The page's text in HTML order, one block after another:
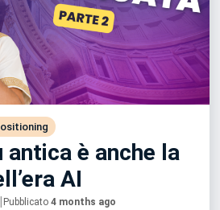
antica è anche la
AI
Pubblicato 4 months ago